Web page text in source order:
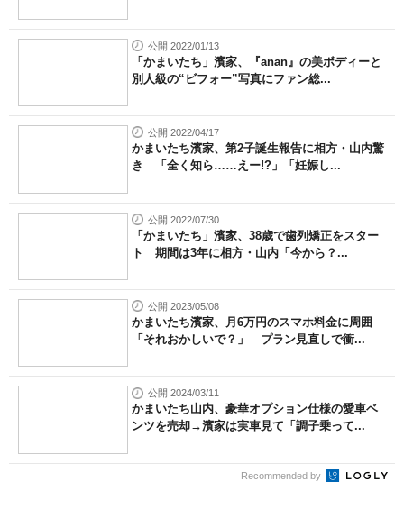
公開 2022/01/13
「かまいたち」濱家、『anan』の美ボディーと
別人級の“ビフォー”写真にファン総...
公開 2022/04/17
かまいたち濱家、第2子誕生報告に相方・山内驚
き 「全く知ら……えー!?」「妊娠し...
公開 2022/07/30
「かまいたち」濱家、38歳で歯列矯正をスター
ト 期間は3年に相方・山内「今から？...
公開 2023/05/08
かまいたち濱家、月6万円のスマホ料金に周囲
「それおかしいで？」 プラン見直しで衝...
公開 2024/03/11
かまいたち山内、豪華オプション仕様の愛車ベ
ンツを売却→濱家は実車見て「調子乗って...
Recommended by